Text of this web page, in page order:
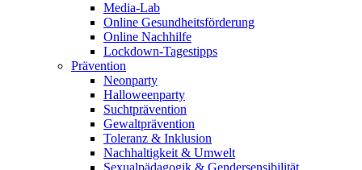
Media-Lab
Online Gesundheitsförderung
Online Nachhilfe
Lockdown-Tagestipps
Prävention
Neonparty
Halloweenparty
Suchtprävention
Gewaltprävention
Toleranz & Inklusion
Nachhaltigkeit & Umwelt